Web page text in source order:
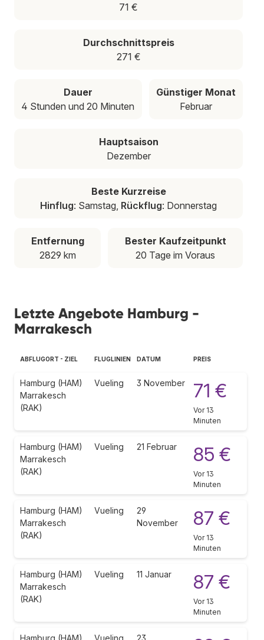
71 €
Durchschnittspreis
271 €
Dauer
4 Stunden und 20 Minuten
Günstiger Monat
Februar
Hauptsaison
Dezember
Beste Kurzreise
Hinflug: Samstag, Rückflug: Donnerstag
Entfernung
2829 km
Bester Kaufzeitpunkt
20 Tage im Voraus
Letzte Angebote Hamburg -
Marrakesch
ABFLUGORT - ZIEL FLUGLINIEN DATUM PREIS
Hamburg (HAM)
Marrakesch
(RAK)
Vueling 3 November 71 €
Vor 13
Minuten
Hamburg (HAM)
Marrakesch
(RAK)
Vueling 21 Februar 85 €
Vor 13
Minuten
Hamburg (HAM)
Marrakesch
(RAK)
Vueling
29
November
87 €
Vor 13
Minuten
Hamburg (HAM)
Marrakesch
(RAK)
Vueling 11 Januar 87 €
Vor 13
Minuten
Hamburg (HAM) Vueling 23